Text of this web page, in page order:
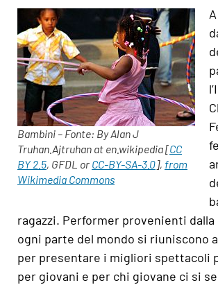
Bambini – Fonte: By Alan J
Truhan.Ajtruhan at en.wikipedia [CC
BY 2.5, GFDL or CC-BY-SA-3.0], from
Wikimedia Commons
ragazzi. Performer provenienti dalla
ogni parte del mondo si riuniscono
per presentare i migliori spettacoli
per giovani e per chi giovane ci si